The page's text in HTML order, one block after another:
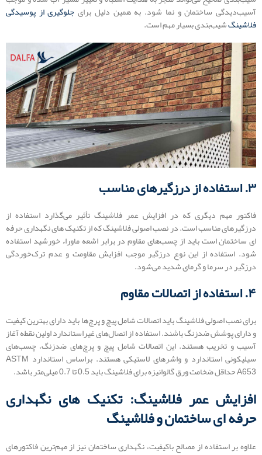
آسیب‌دیدگی ساختمان و نما شود. به همین دلیل برای جلوگیری از پوسیدگی
فلاشینگشیب‌بندی بسیار مهم است.
۳. استفاده از درزگیرهای مناسب
فاکتور مهم دیگری که در افزایش عمر فلاشینگ تأثیر می‌گذارد استفاده از
درزگیرهای مناسب است. در نصب اصولی فلاشینگ که از تکنیک های نگهداری حرفه
ای ساختمان است باید از چسب‌های مقاوم در برابر اشعه ماوراء خورشید استفاده
شود. استفاده از این نوع درزگیر موجب افزایش مقاومت و عدم ترک‌خوردگی
درزگیر در سرما و گرمای شدید می‌شود.
۴. استفاده از اتصالات مقاوم
برای نصب اصولی فلاشینگ باید اتصالات شامل پیچ و پرچ‌ها باید دارای بهترین کیفیت
و دارای پوشش ضدزنگ باشند. استفاده از اتصال‌های غیراستاندارد اولین نقطه آغاز
آسیب و تخریب هستند. این اتصالات شامل پیچ و پرچ‌های ضدزنگ، چسب‌های
سیلیکونی استاندارد و واشرهای لاستیکی هستند. براساس استاندارد ASTM
A653 حداقل ضخامت ورق گالوانیزه برای فلاشینگ باید 0.5 تا 0.7 میلی‌متر باشد.
افزایش عمر فلاشینگ: تکنیک های نگهداری
حرفه ای ساختمان و فلاشینگ
علاوه بر استفاده از مصالح باکیفیت، نگهداری ساختمان نیز از مهم‌ترین فاکتورهای